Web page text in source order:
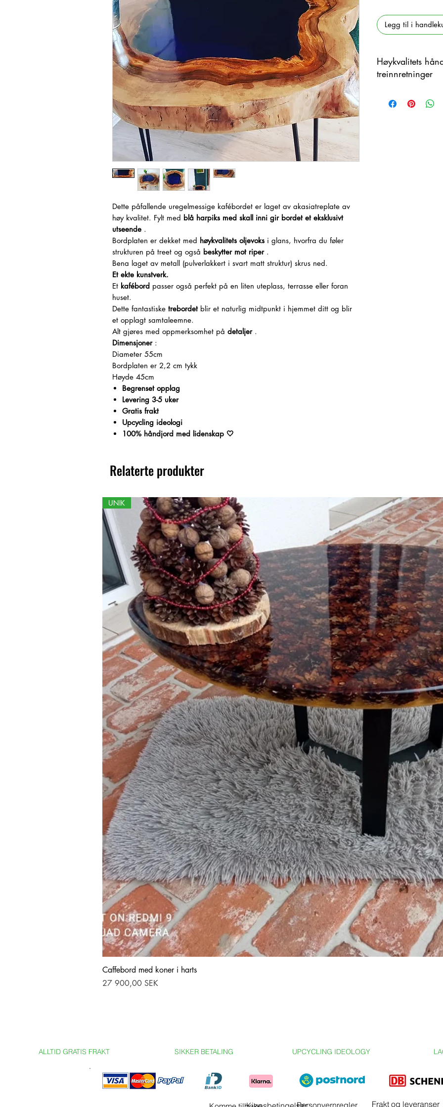
Dette påfallende uregelmessige kafébordet er laget av akasiatreplate av
høy kvalitet. Fylt med blå harpiks med skall inni gir bordet et eksklusivt
utseende .
Bordplaten er dekket med høykvalitets oljevoks i glans, hvorfra du føler
strukturen på treet og også beskytter mot riper.
Bena laget av metall (pulverlakkert i svart matt struktur) skrus ned.
Et ekte kunstverk.
Et kafébord passer også perfekt på en liten uteplass, terrasse eller foran
huset.
Dette fantastiske trebordetblir et naturlig midtpunkt i hjemmet ditt og blir
et opplagt samtaleemne.
Alt gjøres med oppmerksomhet på detaljer.
Dimensjoner:
Diameter 55cm
Bordplaten er 2,2 cm tykk
Høyde 45cm
Begrenset opplag
Levering 3-5 uker
Gratis frakt
Upcycling ideologi
100% håndjord med lidenskap 🤍
Legg til i
Høykvalitets
treinnretninger
materiale med
Relaterte produkter
UNIK
Caffebord med koner i harts
Pris
27 900,00 SEK
ALLTID GRATIS FRAKT SIKKER BETALING UPCYCLING IDEOLOGY
Frakt og leveranser